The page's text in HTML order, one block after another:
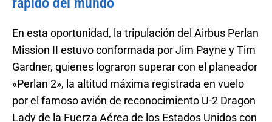
En esta oportunidad, la tripulación del Airbus Perlan
Mission II estuvo conformada por Jim Payne y Tim
Gardner, quienes lograron superar con el planeador
«Perlan 2», la altitud máxima registrada en vuelo
por el famoso avión de reconocimiento U-2 Dragon
Lady de la Fuerza Aérea de los Estados Unidos con